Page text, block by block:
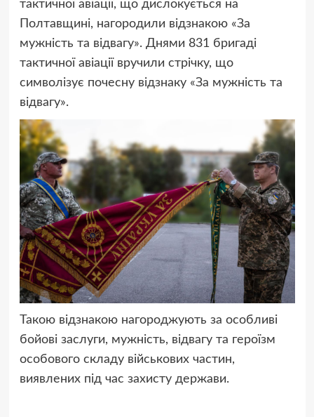
тактичної авіації, що дислокується на
Полтавщині, нагородили відзнакою «За
мужність та відвагу». Днями 831 бригаді
тактичної авіації вручили стрічку, що
символізує почесну відзнаку «За мужність та
відвагу».
Такою відзнакою нагороджують за особливі
бойові заслуги, мужність, відвагу та героїзм
особового складу військових частин,
виявлених під час захисту держави.